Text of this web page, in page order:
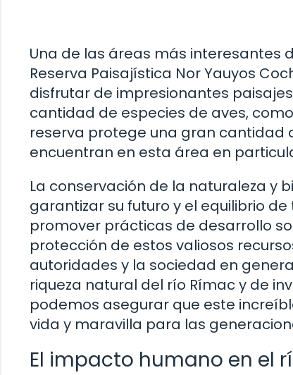
Una de las áreas más interesantes
Reserva Paisajística Nor Yauyos
disfrutar de impresionantes
cantidad de especies de aves,
reserva protege una gran cantidad
encuentran en esta área en
La conservación de la naturaleza y
garantizar su futuro y el equilibrio
promover prácticas de desarrollo
protección de estos valiosos
autoridades y la sociedad en
riqueza natural del río Rímac y de
podemos asegurar que este
vida y maravilla para las
El impacto humano en el